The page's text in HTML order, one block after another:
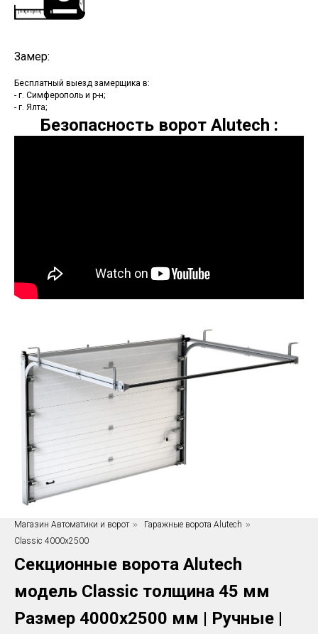
Замер:
Бесплатный выезд замерщика в:
- г. Симферополь и р-н;
- г. Ялта;
Безопасность ворот Alutech :
Магазин Автоматики и ворот » Гаражные ворота Alutech »
Classic 4000x2500
Секционные ворота Alutech
модель Classic толщина 45 мм
Размер 4000х2500 мм | Ручные |